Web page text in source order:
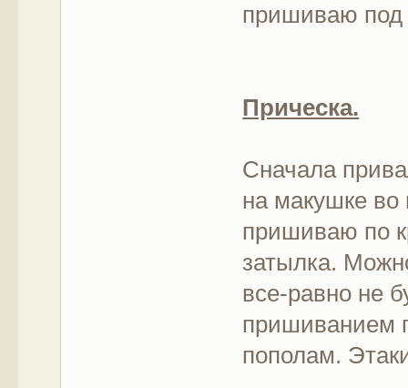
пришиваю под
Прическа.
Сначала
на макушке
пришиваю по
затылка.
все-равно не
пришиванием
пополам.